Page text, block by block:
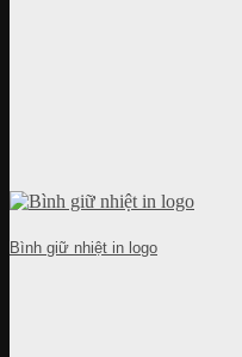
Bình giữ nhiệt in logo